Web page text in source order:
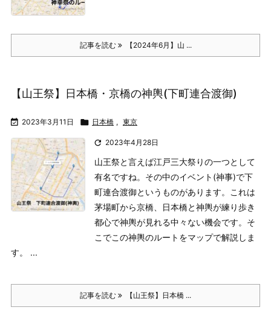
記事を読む 【2024年6月】山 ...
【山王祭】日本橋・京橋の神輿(下町連合渡御)
 2023年3月11日  日本橋 , 東京
 2023年4月28日
山王祭と言えば江戸三大祭りの一つとして
有名ですね。その中のイベント(神事)で下
町連合渡御というものがあります。これは
茅場町から京橋、日本橋と神輿が練り歩き
都心で神輿が見れる中々ない機会です。そ
こでこの神輿のルートをマップで解説しま
す。 ...
記事を読む 【山王祭】日本橋 ...